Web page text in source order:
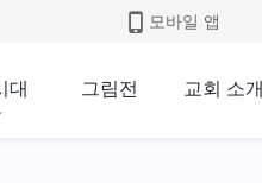
모바일 앱
대 그림전 교회 소개